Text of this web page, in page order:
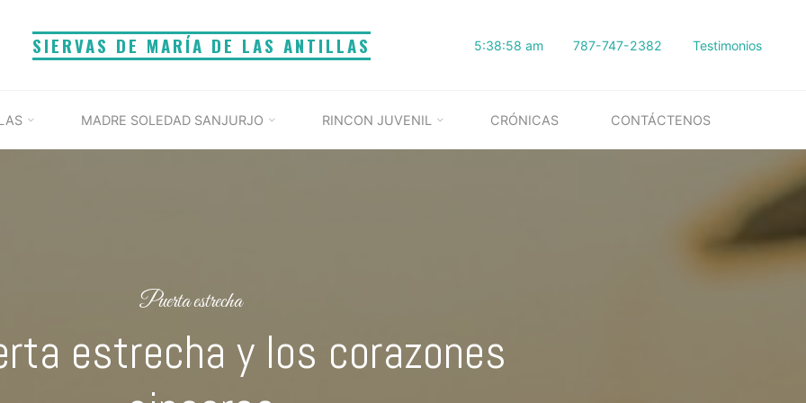
SIERVAS DE MARÍA DE LAS ANTILLAS 5:38:59 am 787-747-2382 Testimonios
MADRE SOLEDAD SANJURJO RINCON JUVENIL CRÓNICAS CONTÁCTENOS
Puerta estrecha
estrecha y los corazones